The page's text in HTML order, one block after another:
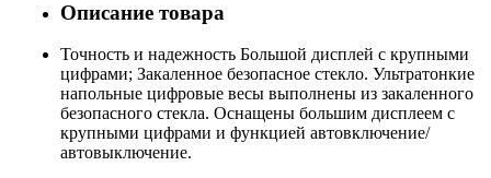
Описание товара
Точность и надежность Большой дисплей с крупными
цифрами; Закаленное безопасное стекло. Ультратонкие
напольные цифровые весы выполнены из закаленного
безопасного стекла. Оснащены большим дисплеем с
крупными цифрами и функцией автовключение/
автовыключение.